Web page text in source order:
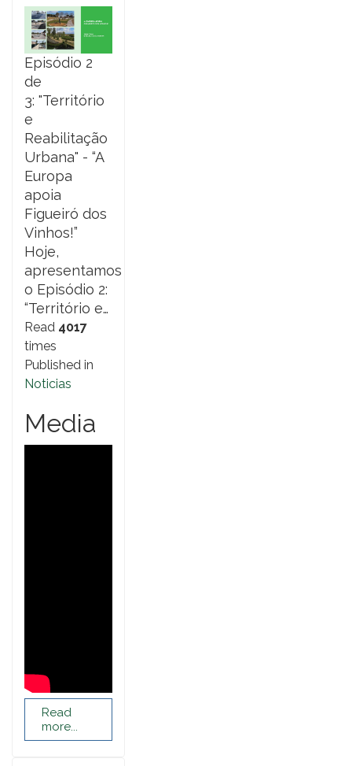
Episódio 2
de
3: "Território
e
Reabilitação
Urbana" - “A
Europa
apoia
Figueiró dos
Vinhos!”
Hoje,
apresentamos
o Episódio 2:
“Território e…
Read 4017
times
Published in
Noticias
Media
Read
more...